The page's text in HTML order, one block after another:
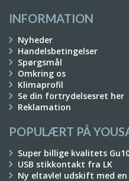
INFORMATION
Nyheder
Handelsbetingelser
Spørgsmål
Omkring os
Klimaprofil
Se din fortrydelsesret her
Reklamation
POPULÆRT PÅ
Super billige kvalitets
USB stikkontakt fra LK
Ny eltavle! udskift med